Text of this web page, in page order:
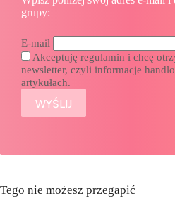
grupy:
E-mail
Akceptuję regulamin i chcę
newsletter, czyli informacje
artykułach.
Tego nie możesz przegapić